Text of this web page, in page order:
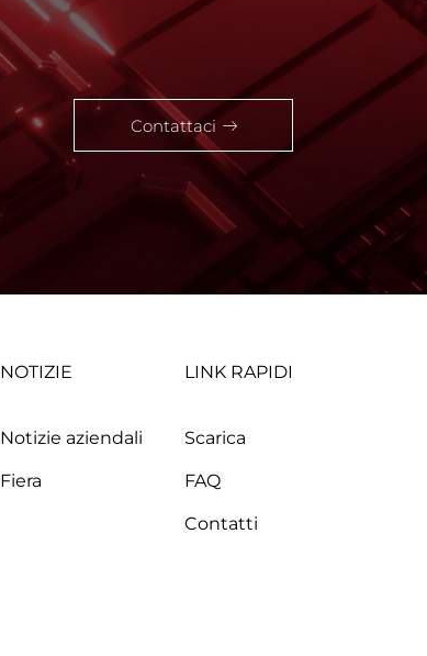
Contattaci
NOTIZIE
Notizie aziendali
Fiera
LINK RAPIDI
Scarica
FAQ
Contatti